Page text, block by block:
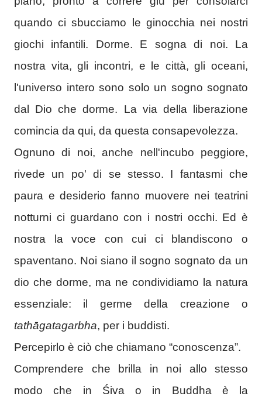
quando ci sbucciamo le ginocchia nei nostri
giochi infantili. Dorme. E sogna di noi. La
nostra vita, gli incontri, e le città, gli oceani,
l'universo intero sono solo un sogno sognato
dal Dio che dorme. La via della liberazione
comincia da qui, da questa consapevolezza.
Ognuno di noi, anche nell'incubo peggiore,
rivede un po' di se stesso. I fantasmi che
paura e desiderio fanno muovere nei teatrini
notturni ci guardano con i nostri occhi. Ed è
nostra la voce con cui ci blandiscono o
spaventano. Noi siano il sogno sognato da un
dio che dorme, ma ne condividiamo la natura
essenziale: il germe della creazione o
tathāgatagarbha, per i buddisti.
Percepirlo è ciò che chiamano “conoscenza”.
Comprendere che brilla in noi allo stesso
modo che in Śiva o in Buddha è la